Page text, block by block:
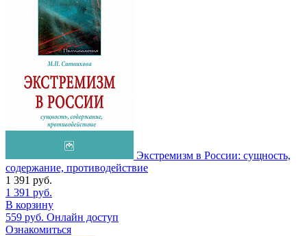
Экстремизм в России: сущность,
содержание, противодействие
1 391 руб.
1 391 руб.
В корзину
559 руб. Онлайн доступ
Ознакомиться